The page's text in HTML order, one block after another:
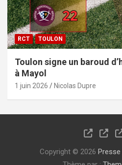
RCT TOULON
Toulon signe un baroud
à Mayol
1 juin 2026 Nicolas Dupre
Copyright © 2026 Presse